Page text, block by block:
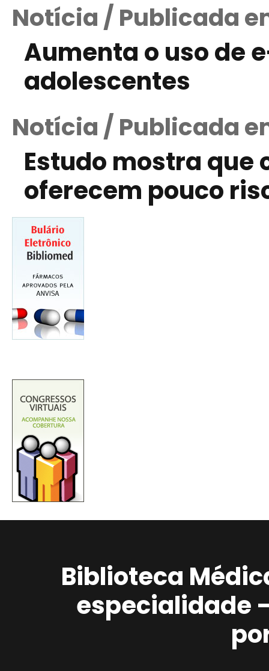
Notícia / Publicada
Aumenta o uso de
adolescentes
Notícia / Publicada
Estudo mostra
oferecem pouco
Biblioteca
especialidade